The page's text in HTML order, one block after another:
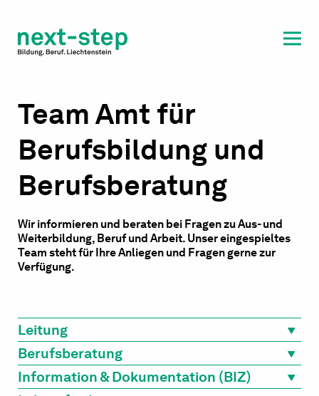
Beratung & Unterstützung
Team Amt für
Berufsbildung und
Berufsberatung
Wir informieren und beraten bei Fragen zu Aus- und
Weiterbildung, Beruf und Arbeit. Unser eingespieltes
Team steht für Ihre Anliegen und Fragen gerne zur
Verfügung.
Leitung
Berufsberatung
Information & Dokumentation (BIZ)